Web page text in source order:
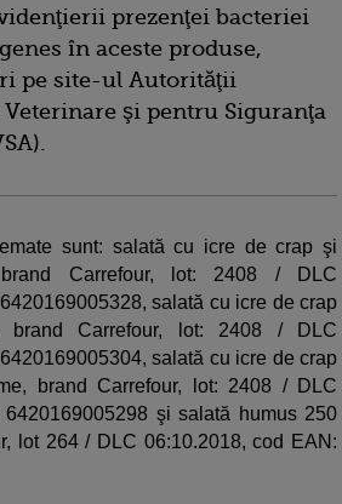
prezenţei bacteriei
în aceste produse,
pe site-ul Autorităţii
şi pentru Siguranţa
sunt: salată cu icre de crap şi
Carrefour, lot: 2408 / DLC
salată cu icre de crap
Carrefour, lot: 2408 / DLC
salată cu icre de crap
brand Carrefour, lot: 2408 / DLC
şi salată humus 250
lot 264 / DLC 06:10.2018, cod EAN: